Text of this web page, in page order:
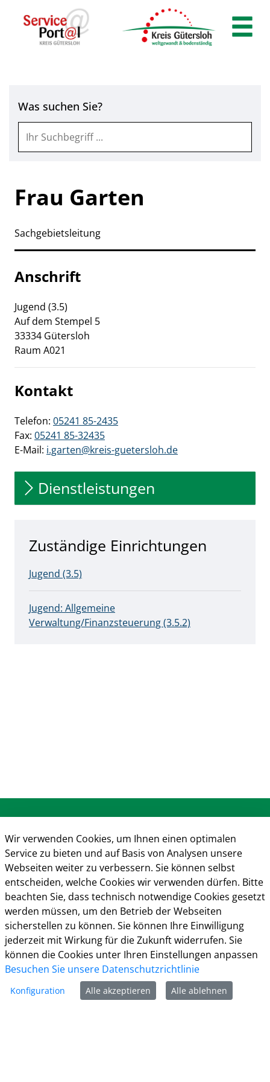
Zum Hauptinhalt springen
Zum Hauptinhalt
Was suchen Sie?
Frau Garten
Sachgebietsleitung
Anschrift
Jugend (3.5)
Auf dem Stempel 5
33334 Gütersloh
Raum A021
Kontakt
Telefon: 05241 85-2435
Fax: 05241 85-32435
E-Mail: i.garten@kreis-guetersloh.de
Dienstleistungen
Zuständige Einrichtungen
Jugend (3.5)
Jugend: Allgemeine
Verwaltung/Finanzsteuerung (3.5.2)
Anschrift & Kontakt
Kreisverwaltung Gütersloh
Herzebrocker Str. 140
33334 Gütersloh
Tel.: 05241 85-0
Mail: kreisverwaltung@kreis-guetersloh.de
Web:
www.kreis-guetersloh.de
Info
Impressum
Datenschutz
Kontakt
Wir verwenden Cookies, um Ihnen einen optimalen
Service zu bieten und auf Basis von Analysen unsere
Webseiten weiter zu verbessern. Sie können selbst
entscheiden, welche Cookies wir verwenden dürfen. Bitte
beachten Sie, dass technisch notwendige Cookies gesetzt
werden müssen, um den Betrieb der Webseiten
sicherstellen zu können. Sie können Ihre Einwilligung
jederzeit mit Wirkung für die Zukunft widerrufen. Sie
können die Cookies unter Ihren Einstellungen anpassen
Besuchen Sie unsere Datenschutzrichtlinie
Konfiguration Alle akzeptieren Alle ablehnen